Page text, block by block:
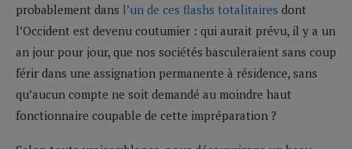
probablement dans l’un de ces flashs totalitaires dont
l’Occident est devenu coutumier : qui aurait prévu, il y a un
an jour pour jour, que nos sociétés basculeraient sans coup
férir dans une assignation permanente à résidence, sans
qu’aucun compte ne soit demandé au moindre haut
fonctionnaire coupable de cette impréparation ?